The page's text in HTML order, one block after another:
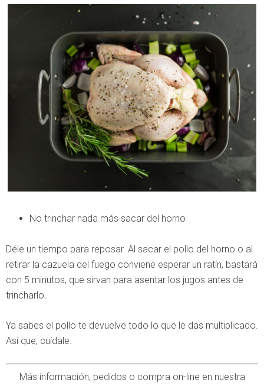
No trinchar nada más sacar del horno
Déle un tiempo para reposar. Al sacar el pollo del horno o al
retirar la cazuela del fuego conviene esperar un ratín, bastará
con 5 minutos, que sirvan para asentar los jugos antes de
trincharlo.
Ya sabes el pollo te devuelve todo lo que le das multiplicado.
Así que, cuídale.
Más información, pedidos o compra on-line en nuestra